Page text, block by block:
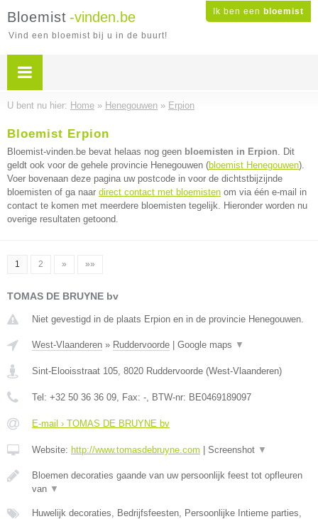
Ik ben een bloemist
Bloemist -vinden.be
Vind een bloemist bij u in de buurt!
U bent nu hier: Home » Henegouwen » Erpion
Bloemist Erpion
Bloemist-vinden.be bevat helaas nog geen bloemisten in Erpion. Dit
geldt ook voor de gehele provincie Henegouwen (bloemist Henegouwen).
Voer bovenaan deze pagina uw postcode in voor de dichtstbijzijnde
bloemisten of ga naar direct contact met bloemisten om via één e-mail in
contact te komen met meerdere bloemisten tegelijk. Hieronder worden nu
overige resultaten getoond.
1 2 » »»
TOMAS DE BRUYNE bv
Niet gevestigd in de plaats Erpion en in de provincie Henegouwen.
West-Vlaanderen » Ruddervoorde Google maps ▼
Sint-Elooisstraat 105, 8020 Ruddervoorde (West-Vlaanderen)
Tel: +32 50 36 36 09, Fax: -, BTW-nr: BE0469189097
E-mail › TOMAS DE BRUYNE bv
Website: http://www.tomasdebruyne.com Screenshot ▼
Bloemen decoraties gaande van uw persoonlijk feest tot opfleuren
van ▼
Huwelijk decoraties, Bedrijfsfeesten, Persoonlijke Intieme parties,